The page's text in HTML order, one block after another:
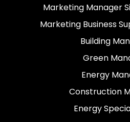
Marketing Manager
Marketing Business
Building
Green
Energy
Construction
Energy